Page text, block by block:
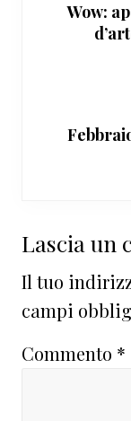
Wow:
del
lettore
Lascia un
Il tuo
campi
Commento *